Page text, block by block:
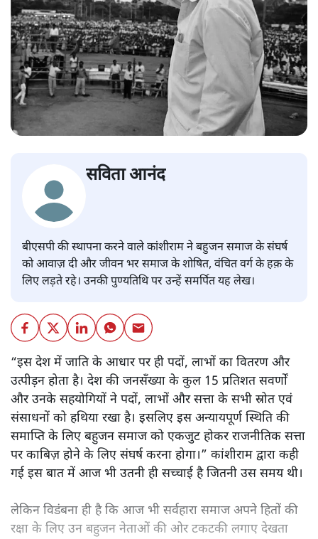
सविता आनंद
बीएसपी की स्थापना करने वाले कांशीराम ने बहुजन समाज के संघर्ष
को आवाज़ दी और जीवन भर समाज के शोषित, वंचित वर्ग के हक़ के
लिए लड़ते रहे। उनकी पुण्यतिथि पर उन्हें समर्पित यह लेख।
“इस देश में जाति के आधार पर ही पदों, लाभों का वितरण और
उत्पीड़न होता है। देश की जनसँख्या के कुल 15 प्रतिशत सवर्णों
और उनके सहयोगियों ने पदों, लाभों और सत्ता के सभी स्रोत एवं
संसाधनों को हथिया रखा है। इसलिए इस अन्यायपूर्ण स्थिति की
समाप्ति के लिए बहुजन समाज को एकजुट होकर राजनीतिक सत्ता
पर काबिज़ होने के लिए संघर्ष करना होगा।” कांशीराम द्वारा कही
गई इस बात में आज भी उतनी ही सच्चाई है जितनी उस समय थी।
लेकिन विडंबना ही है कि आज भी सर्वहारा समाज अपने हितों की
रक्षा के लिए उन बहुजन नेताओं की ओर टकटकी लगाए देखता